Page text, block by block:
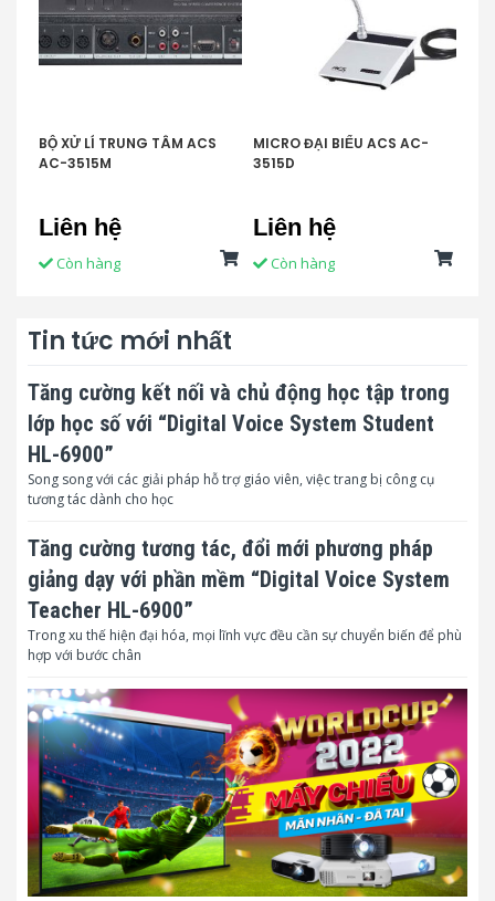
BỘ XỬ LÍ TRUNG TÂM ACS
AC-3515M
Liên hệ
Còn hàng
MICRO ĐẠI BIỂU ACS AC-
3515D
Liên hệ
Còn hàng
Tin tức mới nhất
Tăng cường kết nối và chủ động học tập trong
lớp học số với “Digital Voice System Student
HL-6900”
Song song với các giải pháp hỗ trợ giáo viên, việc trang bị công cụ
tương tác dành cho học
Tăng cường tương tác, đổi mới phương pháp
giảng dạy với phần mềm “Digital Voice System
Teacher HL-6900”
Trong xu thế hiện đại hóa, mọi lĩnh vực đều cần sự chuyển biến để phù
hợp với bước chân